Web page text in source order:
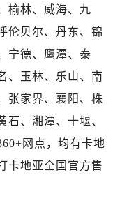
榆林、威海、九
伦贝尔、丹东、锦
宁德、鹰潭、泰
、玉林、乐山、南
张家界、襄阳、株
石、湘潭、十堰、
网点，均有卡地
卡地亚全国官方售